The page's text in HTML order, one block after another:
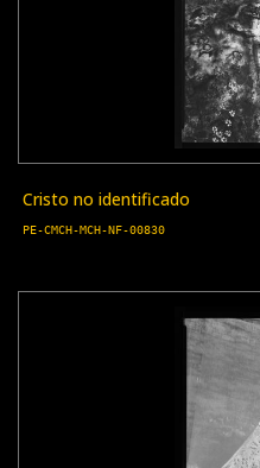
Cristo no identificado
PE-CMCH-MCH-NF-00830